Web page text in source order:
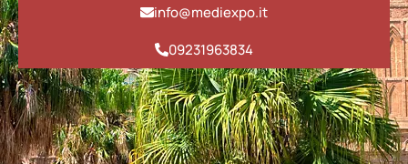
info@mediexpo.it
09231963834